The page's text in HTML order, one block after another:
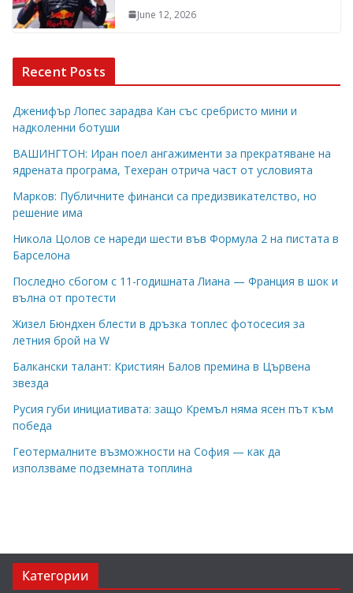
June 12, 2026
Recent Posts
Дженифър Лопес зарадва Кан със сребристо мини и
надколенни ботуши
ВАШИНГТОН: Иран поел ангажименти за прекратяване на
ядрената програма, Техеран отрича част от условията
Марков: Публичните финанси са предизвикателство, но
решение има
Никола Цолов се нареди шести във Формула 2 на пистата в
Барселона
Последно сбогом с 11-годишната Лиана — Франция в шок и
вълна от протести
Жизел Бюндхен блести в дръзка топлес фотосесия за
летния брой на W
Балкански талант: Кристиян Балов премина в Цървена
звезда
Русия губи инициативата: защо Кремъл няма ясен път към
победа
Геотермалните възможности на София — как да
използваме подземната топлина
Категории